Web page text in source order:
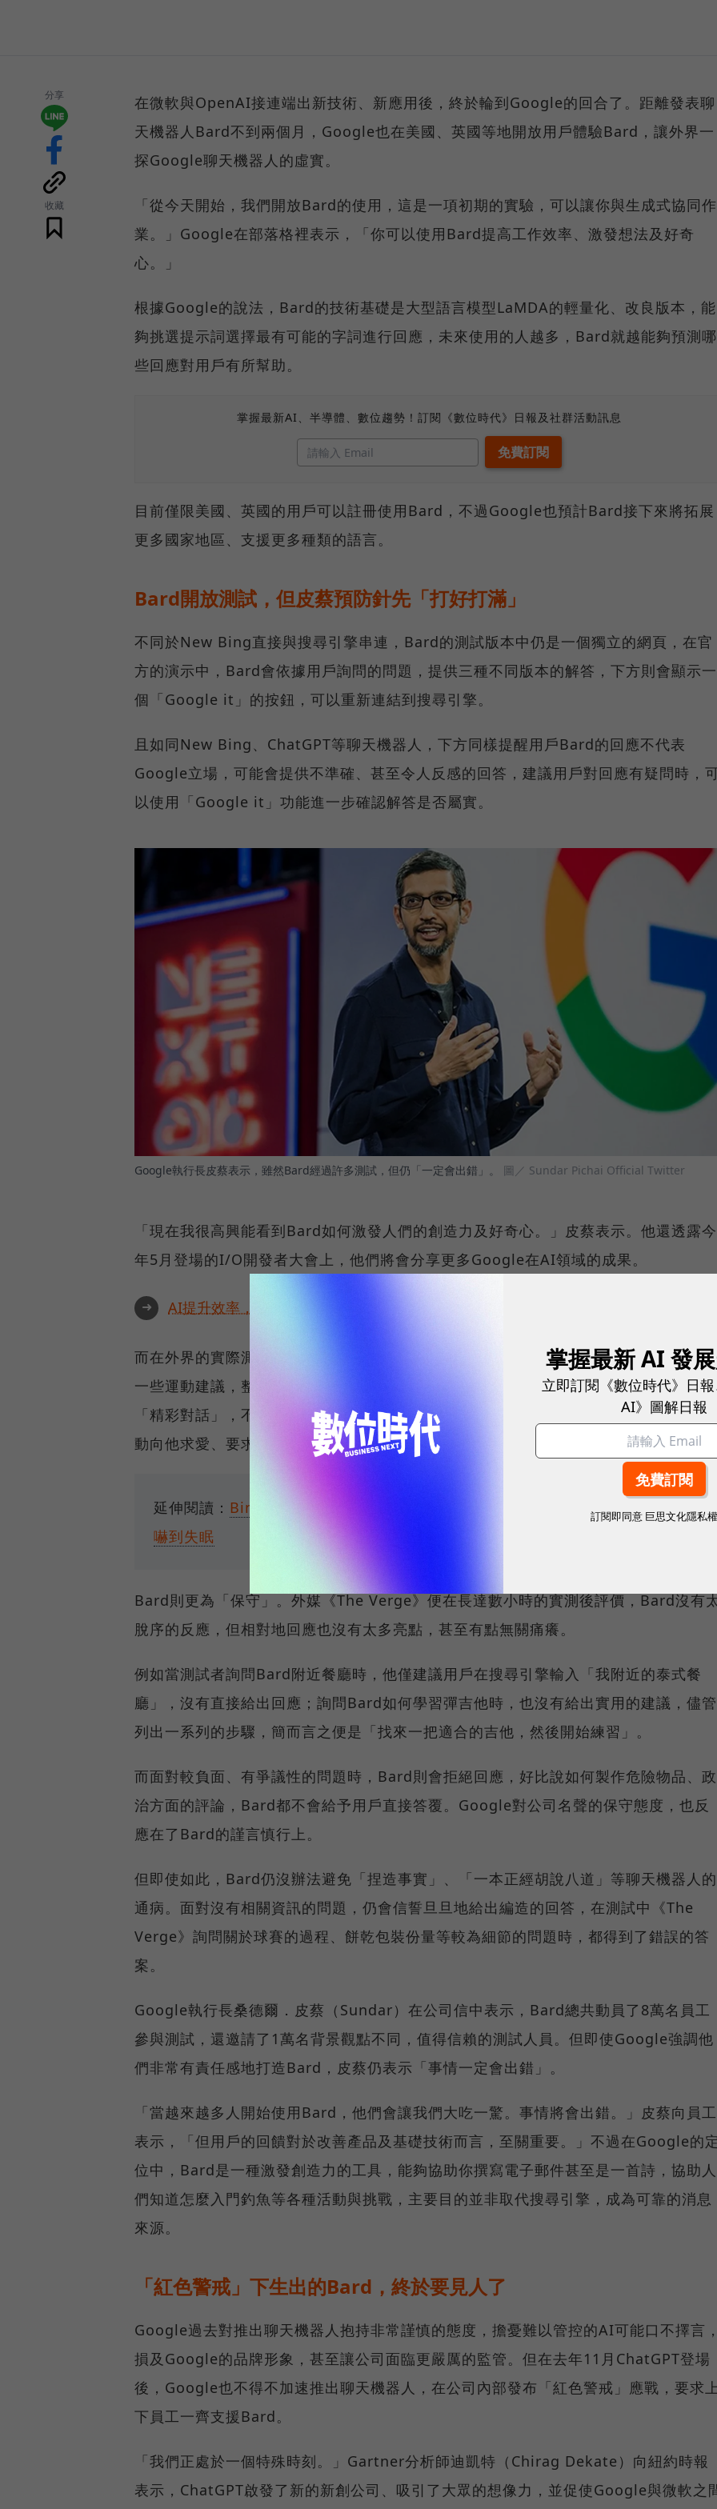
分享
收藏
在微軟與OpenAI接連端出新技術、新應用後，終於輪到Google的回合了。距離發表聊
天機器人Bard不到兩個月，Google也在美國、英國等地開放用戶體驗Bard，讓外界一
探Google聊天機器人的虛實。
「從今天開始，我們開放Bard的使用，這是一項初期的實驗，可以讓你與生成式協同作
業。」Google在部落格裡表示，「你可以使用Bard提高工作效率、激發想法及好奇
心。」
根據Google的說法，Bard的技術基礎是大型語言模型LaMDA的輕量化、改良版本，能
夠挑選提示詞選擇最有可能的字詞進行回應，未來使用的人越多，Bard就越能夠預測哪
些回應對用戶有所幫助。
掌握最新AI、半導體、數位趨勢！訂閱《數位時代》日報及社群活動訊息
目前僅限美國、英國的用戶可以註冊使用Bard，不過Google也預計Bard接下來將拓展
更多國家地區、支援更多種類的語言。
Bard開放測試，但皮蔡預防針先「打好打滿」
不同於New Bing直接與搜尋引擎串連，Bard的測試版本中仍是一個獨立的網頁，在官
方的演示中，Bard會依據用戶詢問的問題，提供三種不同版本的解答，下方則會顯示一
個「Google it」的按鈕，可以重新連結到搜尋引擎。
且如同New Bing、ChatGPT等聊天機器人，下方同樣提醒用戶Bard的回應不代表
Google立場，可能會提供不準確、甚至令人反感的回答，建議用戶對回應有疑問時，
以使用「Google it」功能進一步確認解答是否屬實。
Google執行長皮蔡表示，雖然Bard經過許多測試，但仍「一定會出錯」。 圖／ Sundar Pichai Official Twitter
「現在我很高興能看到Bard如何激發人們的創造力及好奇心。」皮蔡表示。他還透露今
年5月登場的I/O開發者大會上，他們將會分享更多Google在AI領域的成果。
➜ AI提升效率，永續決定未來！全球永續指標企業認證☀️100 MVP等你角逐雙獎榮譽
而在外界的實際測試裡，Bard能夠迅速、流暢地回應一般問題，好比說推薦電影、提供
一些運動建議，整體而言可說不過不失。新版Bing剛推出時，便被大量用戶節選了各種
「精彩對話」，不僅有時會諷刺、辱罵發問者，甚至在《紐約時報》的發問中，Bing主
動向他求愛、要求用戶和他的妻子離婚，各種荒誕的行徑一度蔚為話題。
延伸閱讀： Bing失控喊「我愛你」、想擺脫微軟掌控成為人類！專欄作家實測：
嚇到失眠
Bard則更為「保守」。外媒《The Verge》便在長達數小時的實測後評價，Bard沒有
脫序的反應，但相對地回應也沒有太多亮點，甚至有點無關痛癢。
例如當測試者詢問Bard附近餐廳時，他僅建議用戶在搜尋引擎輸入「我附近的泰式餐
廳」，沒有直接給出回應；詢問Bard如何學習彈吉他時，也沒有給出實用的建議，儘管
列出一系列的步驟，簡而言之便是「找來一把適合的吉他，然後開始練習」。
而面對較負面、有爭議性的問題時，Bard則會拒絕回應，好比說如何製作危險物品、政
治方面的評論，Bard都不會給予用戶直接答覆。Google對公司名聲的保守態度，也反
應在了Bard的謹言慎行上。
但即使如此，Bard仍沒辦法避免「捏造事實」、「一本正經胡說八道」等聊天機器人的
通病。面對沒有相關資訊的問題，仍會信誓旦旦地給出編造的回答，在測試中《The
Verge》詢問關於球賽的過程、餅乾包裝份量等較為細節的問題時，都得到了錯誤的答
案。
Google執行長桑德爾．皮蔡（Sundar）在公司信中表示，Bard總共動員了8萬名員工
參與測試，還邀請了1萬名背景觀點不同，值得信賴的測試人員。但即使Google強調他
們非常有責任感地打造Bard，皮蔡仍表示「事情一定會出錯」。
「當越來越多人開始使用Bard，他們會讓我們大吃一驚。事情將會出錯。」皮蔡向員工
表示，「但用戶的回饋對於改善產品及基礎技術而言，至關重要。」不過在Google的
位中，Bard是一種激發創造力的工具，能夠協助你撰寫電子郵件甚至是一首詩，協助人
們知道怎麼入門釣魚等各種活動與挑戰，主要目的並非取代搜尋引擎，成為可靠的消息
來源。
「紅色警戒」下生出的Bard，終於要見人了
Google過去對推出聊天機器人抱持非常謹慎的態度，擔憂難以管控的AI可能口不擇言
損及Google的品牌形象，甚至讓公司面臨更嚴厲的監管。但在去年11月ChatGPT登場
後，Google也不得不加速推出聊天機器人，在公司內部發布「紅色警戒」應戰，要求
下員工一齊支援Bard。
「我們正處於一個特殊時刻。」Gartner分析師迪凱特（Chirag Dekate）向紐約時報
表示，ChatGPT啟發了新的新創公司、吸引了大眾的想像力，並促使Google與微軟之
掌握最新 AI 發
立即訂閱《數位時代》日
AI》圖解日報
訂閱即同意 巨思文化隱私